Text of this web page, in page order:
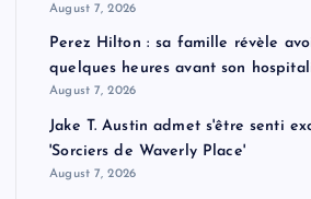
August 7, 2026
Perez Hilton : sa famille révèle
quelques heures avant son
August 7, 2026
Jake T. Austin admet s'être senti
'Sorciers de Waverly Place'
August 7, 2026